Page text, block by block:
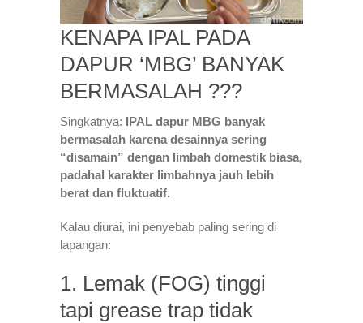
KENAPA IPAL PADA
DAPUR ‘MBG’ BANYAK
BERMASALAH ???
Singkatnya: IPAL dapur MBG banyak
bermasalah karena desainnya sering
“disamain” dengan limbah domestik biasa,
padahal karakter limbahnya jauh lebih
berat dan fluktuatif.
Kalau diurai, ini penyebab paling sering di
lapangan:
1. Lemak (FOG) tinggi
tapi grease trap tidak